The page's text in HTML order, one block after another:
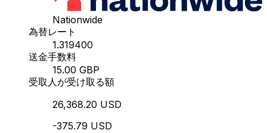
Nationwide
為替レート
1.319400
送金手数料
15.00 GBP
受取人が受け取る額
26,368.20 USD
-375.79 USD